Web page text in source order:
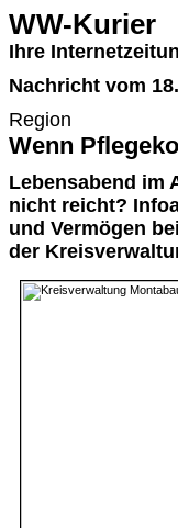
WW-Kurier
Ihre
Nachricht vom
Region
Wenn
Lebensabend im
nicht reicht?
und Vermögen
der